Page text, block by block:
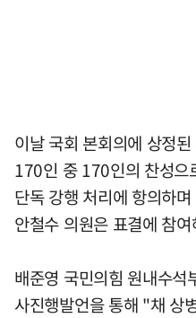
이날 국회 본회의에 상정
170인 중 170인의 찬성으
단독 강행 처리에 항의하
안철수 의원은 표결에 참
배준영 국민의힘 원내수석
사진행발언을 통해 "채 상